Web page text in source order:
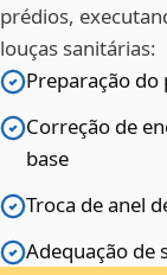
prédios,
louças sanitárias:
Preparação
Correção de
base
Troca de anel
Adequação de